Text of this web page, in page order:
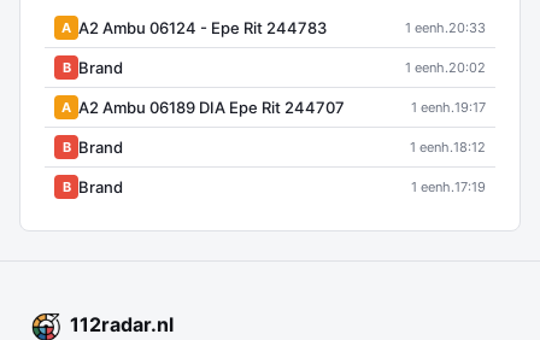
A A2 Ambu 06124 - Epe Rit 244783 1 eenh.20:33
B Brand 1 eenh.20:02
A A2 Ambu 06189 DIA Epe Rit 244707 1 eenh.19:17
B Brand 1 eenh.18:12
B Brand 1 eenh.17:19
112radar.nl